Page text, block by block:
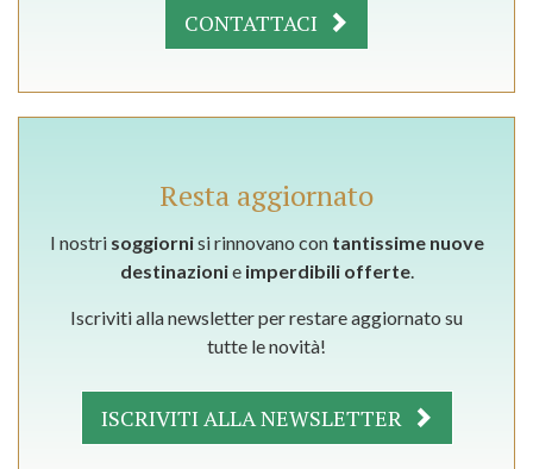
CONTATTACI
Resta aggiornato
I nostri soggiornisi rinnovano con tantissime nuove
destinazionie imperdibili offerte.
Iscriviti alla newsletter per restare aggiornato su
tutte le novità!
ISCRIVITI ALLA NEWSLETTER